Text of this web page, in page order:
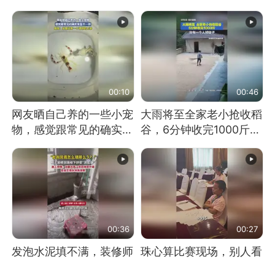
00:10
网友晒自己养的一些小宠
物，感觉跟常见的确实有
00:46
大雨将至全家老小抢收稻
谷，6分钟收完1000斤，
00:36
发泡水泥填不满，装修师
00:27
珠心算比赛现场，别人看